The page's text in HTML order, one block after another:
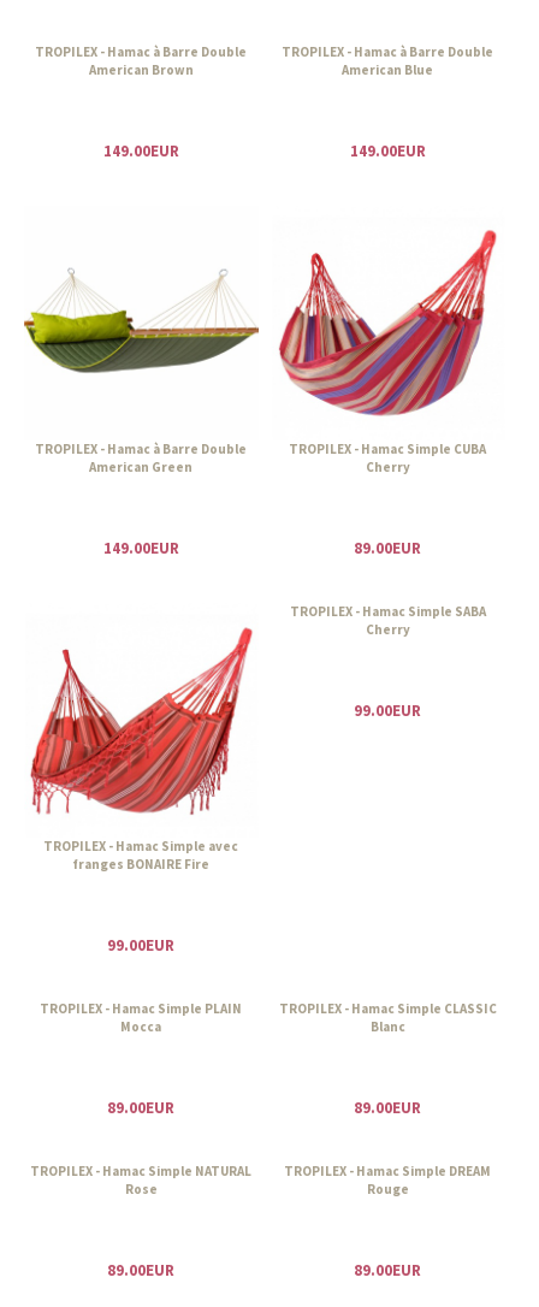
TROPILEX - Hamac à Barre Double
American Brown
149.00EUR
TROPILEX - Hamac à Barre Double
American Blue
149.00EUR
TROPILEX - Hamac à Barre Double
American Green
149.00EUR
TROPILEX - Hamac Simple CUBA
Cherry
89.00EUR
TROPILEX - Hamac Simple avec
franges BONAIRE Fire
99.00EUR
TROPILEX - Hamac Simple SABA
Cherry
99.00EUR
TROPILEX - Hamac Simple PLAIN
Mocca
89.00EUR
TROPILEX - Hamac Simple CLASSIC
Blanc
89.00EUR
TROPILEX - Hamac Simple NATURAL
Rose
89.00EUR
TROPILEX - Hamac Simple DREAM
Rouge
89.00EUR